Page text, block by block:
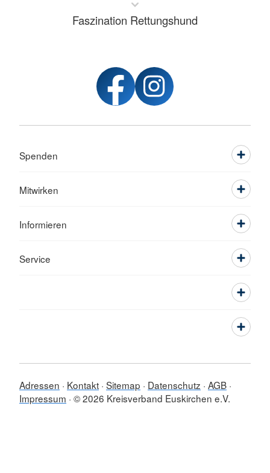
Faszination Rettungshund
Spenden
Mitwirken
Informieren
Service
Adressen Kontakt Sitemap Datenschutz AGB
Impressum © 2026 Kreisverband Euskirchen e.V.